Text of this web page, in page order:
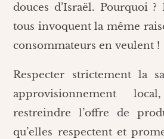
douces d’Israël. Pourquoi
tous invoquent la même
consommateurs en veulent !
Respecter strictement la
approvisionnement
restreindre l’offre de
qu’elles respectent et